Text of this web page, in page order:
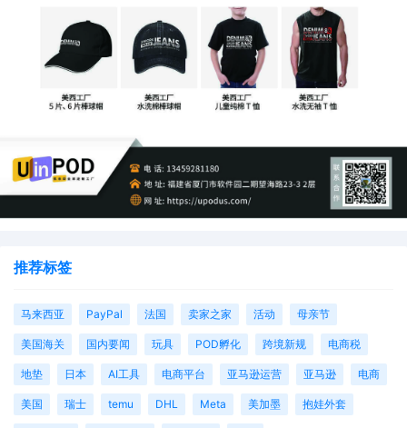
推荐标签
马来西亚 PayPal 法国 卖家之家 活动 母亲节
美国海关 国内要闻 玩具 POD孵化 跨境新规 电商税
地垫 日本 AI工具 电商平台 亚马逊运营 亚马逊 电商
美国 瑞士 temu DHL Meta 美加墨 抱娃外套